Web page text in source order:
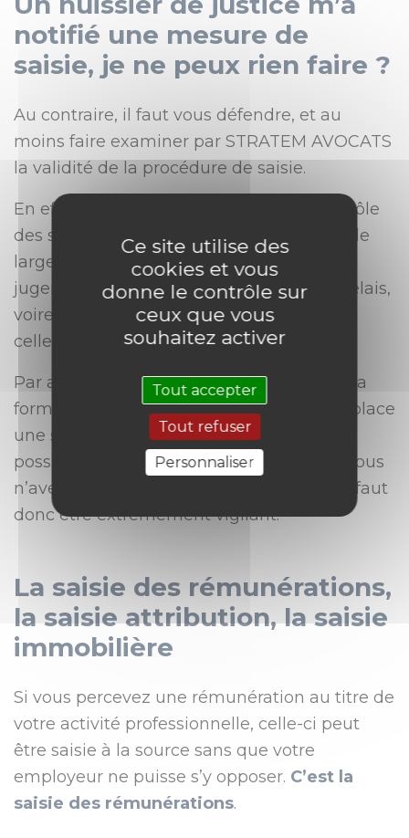
notifié une mesure de
saisie, je ne peux rien faire ?
Au contraire, il faut vous défendre, et au
moins faire examiner par STRATEM AVOCATS
la validité de la procédure de saisie.
En effet, il existe un Juge chargé du contrôle
des saisies : Le Juge de l’exécution. Doté de
larges pouvoirs, il peut interpréter les
jugements rendus, ordonner l’octroi de délais,
voire ordonner la mainlevée de la saisie si
celle-ci est illégale.
Par ailleurs, les actes notariés revêtus de la
formule exécutoire suffisent à mettre en place
une saisie. Cela signifie qu’une saisie est
possible sur cette base alors même que vous
n’avez pas été condamné par un Juge ! Il faut
donc être extrêmement vigilant.
La saisie des rémunérations,
la saisie attribution, la saisie
immobilière
Si vous percevez une rémunération au titre de
votre activité professionnelle, celle-ci peut
être saisie à la source sans que votre
employeur ne puisse s’y opposer. C’est la
saisie des rémunérations.
Ce site utilise des
cookies et vous
donne le contrôle sur
ceux que vous
souhaitez activer
Tout accepter
Tout refuser
Personnaliser